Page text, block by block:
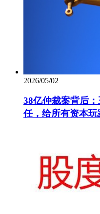
2026/05/02
38亿仲裁案背后
任，给所有资本